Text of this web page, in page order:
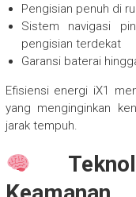
Pengisian penuh di
Sistem navigasi
pengisian terdekat
Garansi baterai
Efisiensi energi iX1
yang menginginkan
jarak tempuh.